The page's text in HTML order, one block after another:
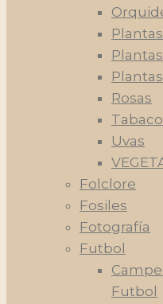
Plantas
Rosas
Tabaco
Uvas
Folclore
Fosiles
Fotografía
Futbol
Futbol